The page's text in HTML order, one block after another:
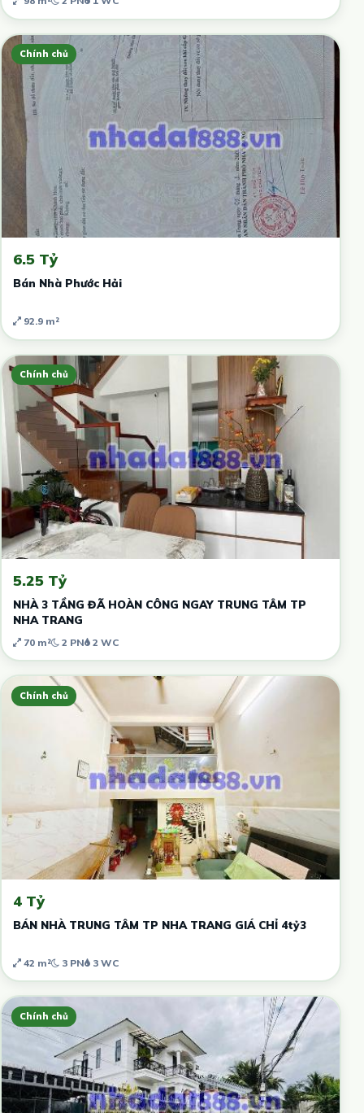
Chính chủ
6.5 Tỷ
Bán Nhà Phước Hải
92.9 m²
Chính chủ
5.25 Tỷ
NHÀ 3 TẦNG ĐÃ HOÀN CÔNG NGAY TRUNG TÂM TP
NHA TRANG
70 m² 2 PN 2 WC
Chính chủ
4 Tỷ
BÁN NHÀ TRUNG TÂM TP NHA TRANG GIÁ CHỈ 4tỷ3
42 m² 3 PN 3 WC
Chính chủ